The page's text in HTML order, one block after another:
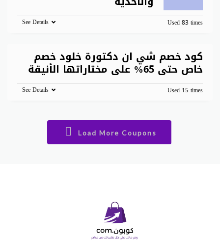
Used 83 times
See Details
كود خصم شي ان دكتورة خلود خصم
خاص حتى 65% على مختاراتها الأنيقة
Used 15 times
See Details
Load More Coupons